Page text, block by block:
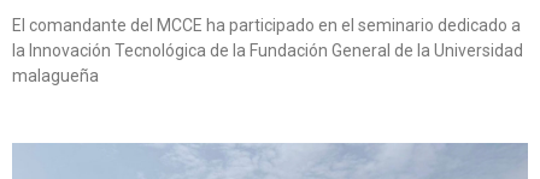
El comandante del MCCE ha participado en el seminario dedicado a
la Innovación Tecnológica de la Fundación General de la Universidad
malagueña